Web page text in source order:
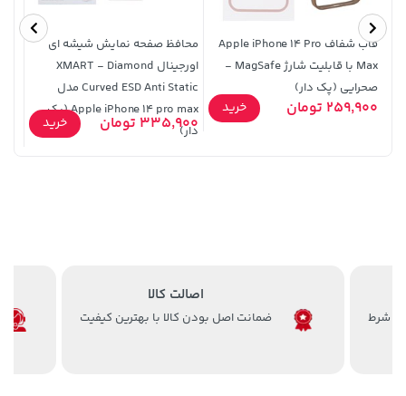
3,679,000 تومان
4,780,000
خرید 40,380,000 تومان خرید
141,000 تومان
قاب شفاف Apple iPhone 14 Pro
Max با قابلیت شارژ MagSafe -
صحرایی (پک دار)
259,900 تومان خرید
محافظ صفحه نمایش شیشه ای
اورجینال XMART - Diamond
Curved ESD Anti Static مدل
Apple iPhone 14 pro max (پک
دار)
335,900 تومان خرید
اصالت کالا
ضمانت اصل بودن کالا با بهترین کیفیت